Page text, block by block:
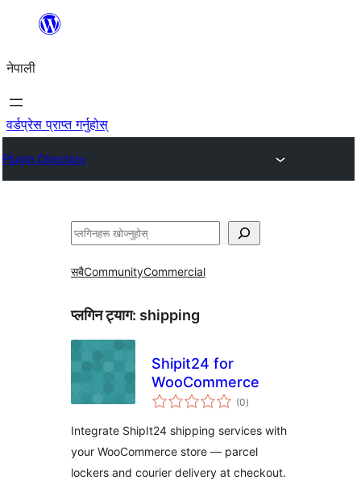
सामग्रीमा
नेपाली
वर्डप्रेस प्राप्त गर्नुहोस्
Plugin Directory
खोज्नुहोस्
सबैCommunityCommercial
प्लगिन ट्याग: shipping
Shipit24 for
WooCommerce
(0कुल
रेटिङ्गहरू
)
Integrate ShipIt24 shipping services with
your WooCommerce store — parcel
lockers and courier delivery at checkout.